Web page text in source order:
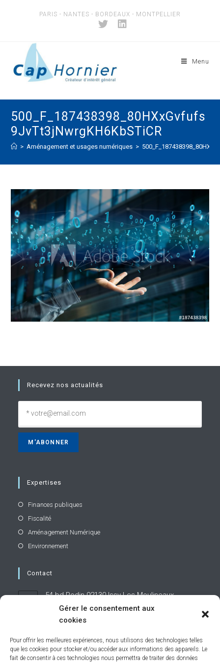
Gérer le consentement aux
cookies
Pour offrir les meilleures expériences, nous utilisons des technologies telles
que les cookies pour stocker et/ou accéder aux informations des appareils. Le
fait de consentir à ces technologies nous permettra de traiter des données
PARIS - NANTES - BORDEAUX - MONTPELLIER
Menu
500_F_187438398_80HXxGvfufs
9JvTt3jNwrgKH6KbSTiCR
> Aménagement et usages numériques >
Recevez nos actualités
Expertises
Finances publiques
Fiscalité
Aménagement Numérique
Environnement
Contact
54 bd Rodin 92130 Issy-Les-Moulineaux
01 71 19 95 60
contact@caphornier.frS’ouvre
dans